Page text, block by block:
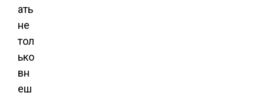
ать
не
тол
ько
вн
еш